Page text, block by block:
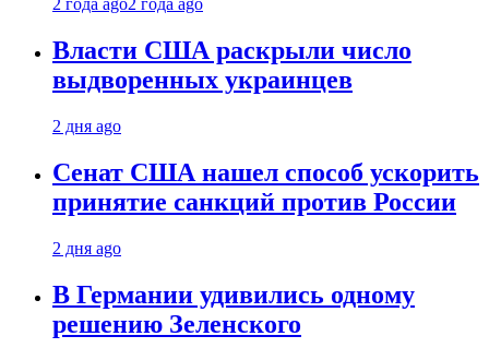
2 года ago2 года ago
Власти США раскрыли число
выдворенных украинцев
2 дня ago
Сенат США нашел способ ускорить
принятие санкций против России
2 дня ago
В Германии удивились одному
решению Зеленского